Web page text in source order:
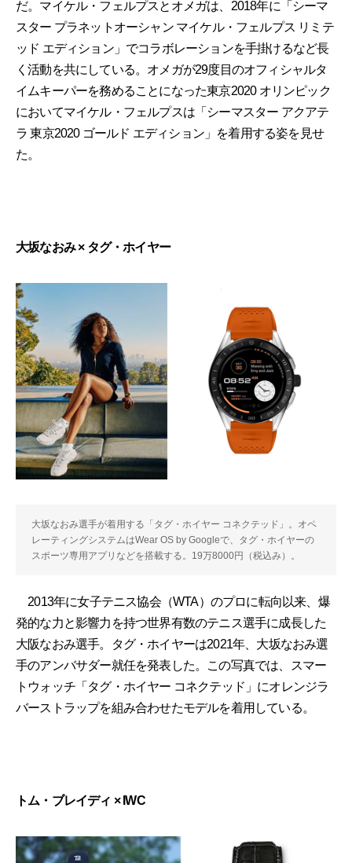
だ。マイケル・フェルプスとオメガは、2018年に「シーマ
スター プラネットオーシャン マイケル・フェルプス リミテ
ッド エディション」でコラボレーションを手掛けるなど長
く活動を共にしている。オメガが29度目のオフィシャルタ
イムキーパーを務めることになった東京2020 オリンピック
においてマイケル・フェルプスは「シーマスター アクアテ
ラ 東京2020 ゴールド エディション」を着用する姿を見せ
た。
大坂なおみ × タグ・ホイヤー
大坂なおみ選手が着用する「タグ・ホイヤー コネクテッド」。オペ
レーティングシステムはWear OS by Googleで、タグ・ホイヤーの
スポーツ専用アプリなどを搭載する。19万8000円（税込み）。
2013年に女子テニス協会（WTA）のプロに転向以来、爆
発的な力と影響力を持つ世界有数のテニス選手に成長した
大阪なおみ選手。タグ・ホイヤーは2021年、大坂なおみ選
手のアンバサダー就任を発表した。この写真では、スマー
トウォッチ「タグ・ホイヤー コネクテッド」にオレンジラ
バーストラップを組み合わせたモデルを着用している。
トム・ブレイディ × IWC